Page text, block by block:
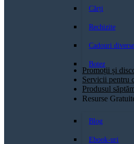
Cărți
Rechizite
Cadouri diverse
Botez
Promoții și
Servicii pentru
Produsul
Resurse
Blog
Ebook-uri